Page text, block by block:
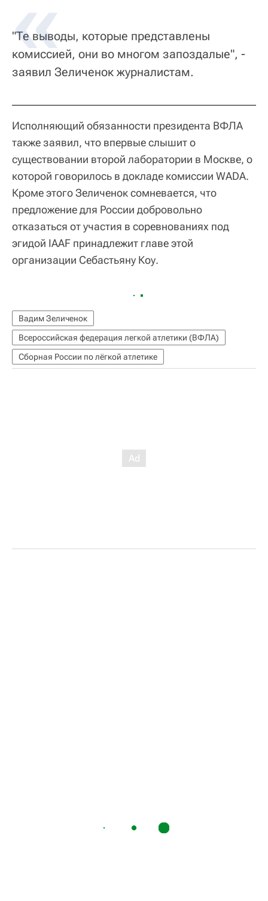
"Те выводы, которые представлены
комиссией, они во многом запоздалые", -
заявил Зеличенок журналистам.
Исполняющий обязанности президента ВФЛА
также заявил, что впервые слышит о
существовании второй лаборатории в Москве, о
которой говорилось в докладе комиссии WADA.
Кроме этого Зеличенок сомневается, что
предложение для России добровольно
отказаться от участия в соревнованиях под
эгидой IAAF принадлежит главе этой
организации Себастьяну Коу.
Вадим Зеличенок
Всероссийская федерация легкой атлетики (ВФЛА)
Сборная России по лёгкой атлетике